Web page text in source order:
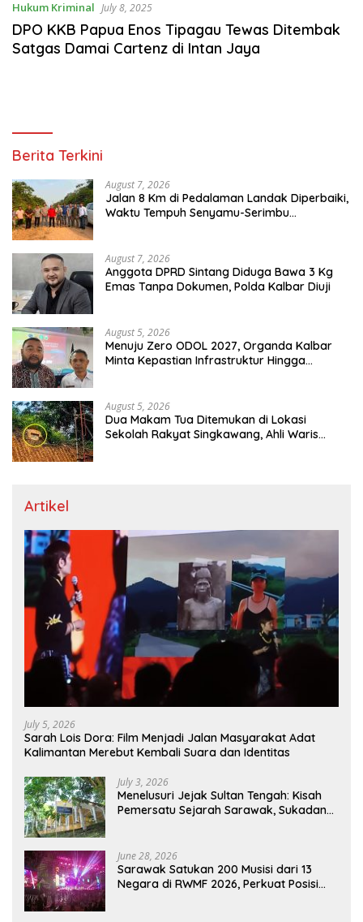
Hukum Kriminal July 8, 2025
DPO KKB Papua Enos Tipagau Tewas Ditembak
Satgas Damai Cartenz di Intan Jaya
Berita Terkini
August 7, 2026
Jalan 8 Km di Pedalaman Landak Diperbaiki,
Waktu Tempuh Senyamu-Serimbu
August 7, 2026
Anggota DPRD Sintang Diduga Bawa 3 Kg
Emas Tanpa Dokumen, Polda Kalbar Diuji
August 5, 2026
Menuju Zero ODOL 2027, Organda Kalbar
Minta Kepastian Infrastruktur Hingga
August 5, 2026
Dua Makam Tua Ditemukan di Lokasi
Sekolah Rakyat Singkawang, Ahli Waris
Artikel
July 5, 2026
Sarah Lois Dora: Film Menjadi Jalan Masyarakat Adat
Kalimantan Merebut Kembali Suara dan Identitas
July 3, 2026
Menelusuri Jejak Sultan Tengah: Kisah
Pemersatu Sejarah Sarawak, Sukadana,
June 28, 2026
Sarawak Satukan 200 Musisi dari 13
Negara di RWMF 2026, Perkuat Posisi